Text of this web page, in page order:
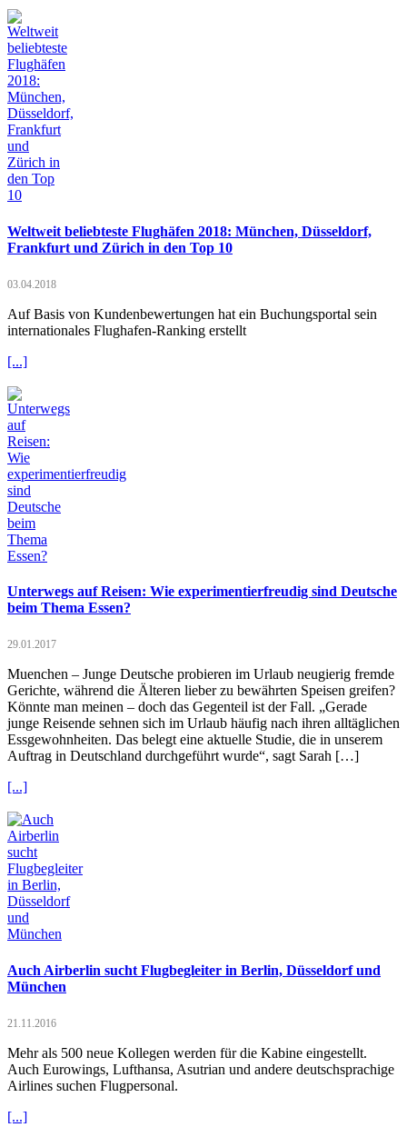
Weltweit beliebteste Flughäfen 2018: München, Düsseldorf,
Frankfurt und Zürich in den Top 10
03.04.2018
Auf Basis von Kundenbewertungen hat ein Buchungsportal sein
internationales Flughafen-Ranking erstellt
[...]
Unterwegs auf Reisen: Wie experimentierfreudig sind Deutsche
beim Thema Essen?
29.01.2017
Muenchen – Junge Deutsche probieren im Urlaub neugierig fremde
Gerichte, während die Älteren lieber zu bewährten Speisen greifen?
Könnte man meinen – doch das Gegenteil ist der Fall. „Gerade
junge Reisende sehnen sich im Urlaub häufig nach ihren alltäglichen
Essgewohnheiten. Das belegt eine aktuelle Studie, die in unserem
Auftrag in Deutschland durchgeführt wurde“, sagt Sarah […]
[...]
Auch Airberlin sucht Flugbegleiter in Berlin, Düsseldorf und
München
21.11.2016
Mehr als 500 neue Kollegen werden für die Kabine eingestellt.
Auch Eurowings, Lufthansa, Asutrian und andere deutschsprachige
Airlines suchen Flugpersonal.
[...]